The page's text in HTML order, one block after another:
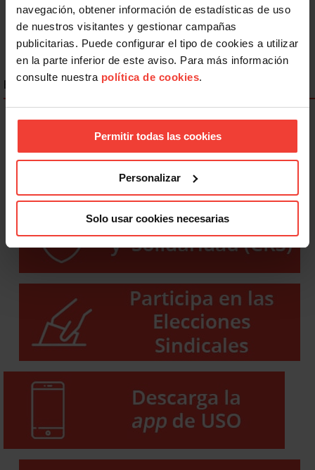
navegación, obtener información de estadísticas de uso
de nuestros visitantes y gestionar campañas
publicitarias. Puede configurar el tipo de cookies a utilizar
en la parte inferior de este aviso. Para más información
consulte nuestra política de cookies.
Permitir todas las cookies
Personalizar
Solo usar cookies necesarias
Siguiente
ENLACES DESTACADOS